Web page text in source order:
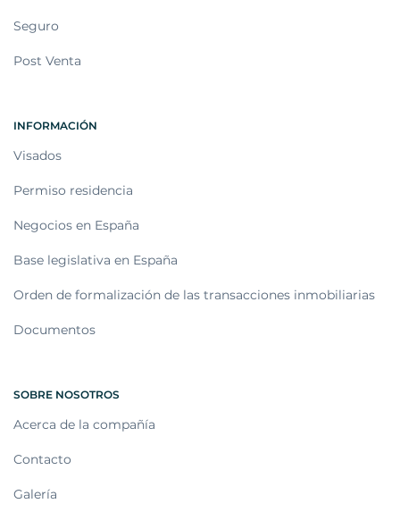
Seguro
Post Venta
INFORMACIÓN
Visados
Permiso residencia
Negocios en España
Base legislativa en España
Orden de formalización de las transacciones inmobiliarias
Documentos
SOBRE NOSOTROS
Acerca de la compañía
Contacto
Galería